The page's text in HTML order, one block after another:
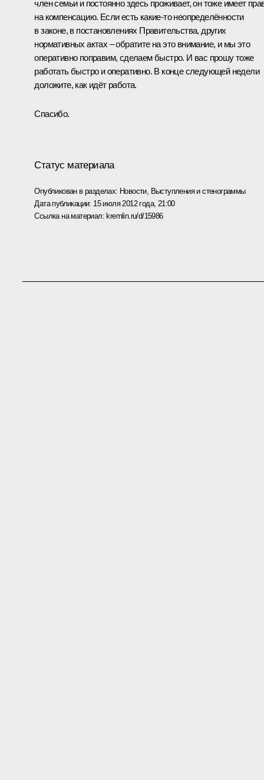
член семьи и постоянно здесь проживает, он тоже имеет
на компенсацию. Если есть какие‑то неопределённости
в законе, в постановлениях Правительства, других
нормативных актах – обратите на это внимание, и мы это
оперативно поправим, сделаем быстро. И вас прошу тоже
работать быстро и оперативно. В конце следующей недели
доложите, как идёт работа.
Спасибо.
Статус материала
Опубликован в разделах: Новости, Выступления и стенограммы
Дата публикации: 15 июля 2012 года, 21:00
Ссылка на материал: kremlin.ru/d/15986